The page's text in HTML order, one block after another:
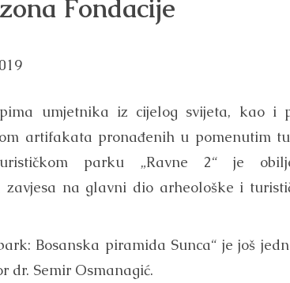
Fondacije
umjetnika iz cijelog svijeta, kao i
artifakata pronađenih u pomenutim
parku „Ravne 2“ je
zavjesa na glavni dio arheološke i
Bosanska piramida Sunca“ je još
dr. Semir Osmanagić.